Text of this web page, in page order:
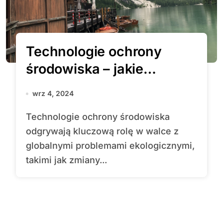
Technologie ochrony
środowiska – jakie
rozwiązania mogą
wrz 4, 2024
Technologie ochrony środowiska
odgrywają kluczową rolę w walce z
globalnymi problemami ekologicznymi,
takimi jak zmiany...